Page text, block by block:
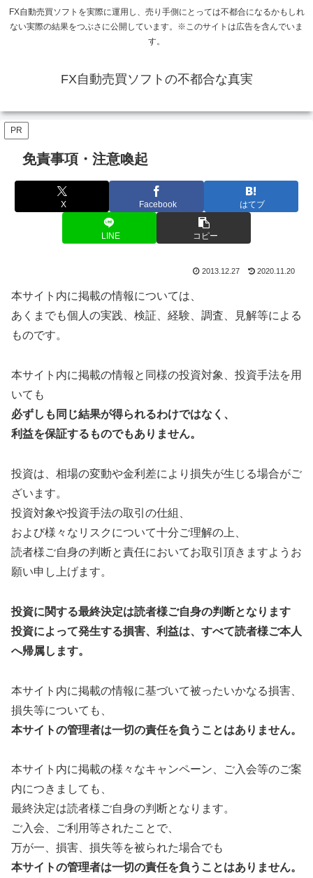
FX自動売買ソフトを実際に運用し、売り手側にとっては不都合になるかもしれ
ない実際の結果をつぶさに公開しています。※このサイトは広告を含んでいま
す。
FX自動売買ソフトの不都合な真実
PR
免責事項・注意喚起
X Facebook はてブ
LINE コピー
2013.12.27 2020.11.20
本サイト内に掲載の情報については、
あくまでも個人の実践、検証、経験、調査、見解等による
ものです。
本サイト内に掲載の情報と同様の投資対象、投資手法を用
いても
必ずしも同じ結果が得られるわけではなく、
利益を保証するものでもありません。
投資は、相場の変動や金利差により損失が生じる場合がご
ざいます。
投資対象や投資手法の取引の仕組、
および様々なリスクについて十分ご理解の上、
読者様ご自身の判断と責任においてお取引頂きますようお
願い申し上げます。
投資に関する最終決定は読者様ご自身の判断となります
投資によって発生する損害、利益は、すべて読者様ご本人
へ帰属します。
本サイト内に掲載の情報に基づいて被ったいかなる損害、
損失等についても、
本サイトの管理者は一切の責任を負うことはありません。
本サイト内に掲載の様々なキャンペーン、ご入会等のご案
内につきましても、
最終決定は読者様ご自身の判断となります。
ご入会、ご利用等されたことで、
万が一、損害、損失等を被られた場合でも
本サイトの管理者は一切の責任を負うことはありません。